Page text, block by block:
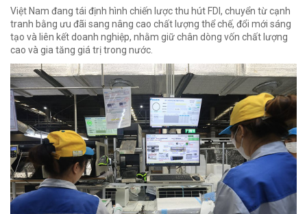
Việt Nam đang tái định hình chiến lược thu hút FDI, chuyển từ cạnh
tranh bằng ưu đãi sang nâng cao chất lượng thể chế, đổi mới sáng
tạo và liên kết doanh nghiệp, nhằm giữ chân dòng vốn chất lượng
cao và gia tăng giá trị trong nước.